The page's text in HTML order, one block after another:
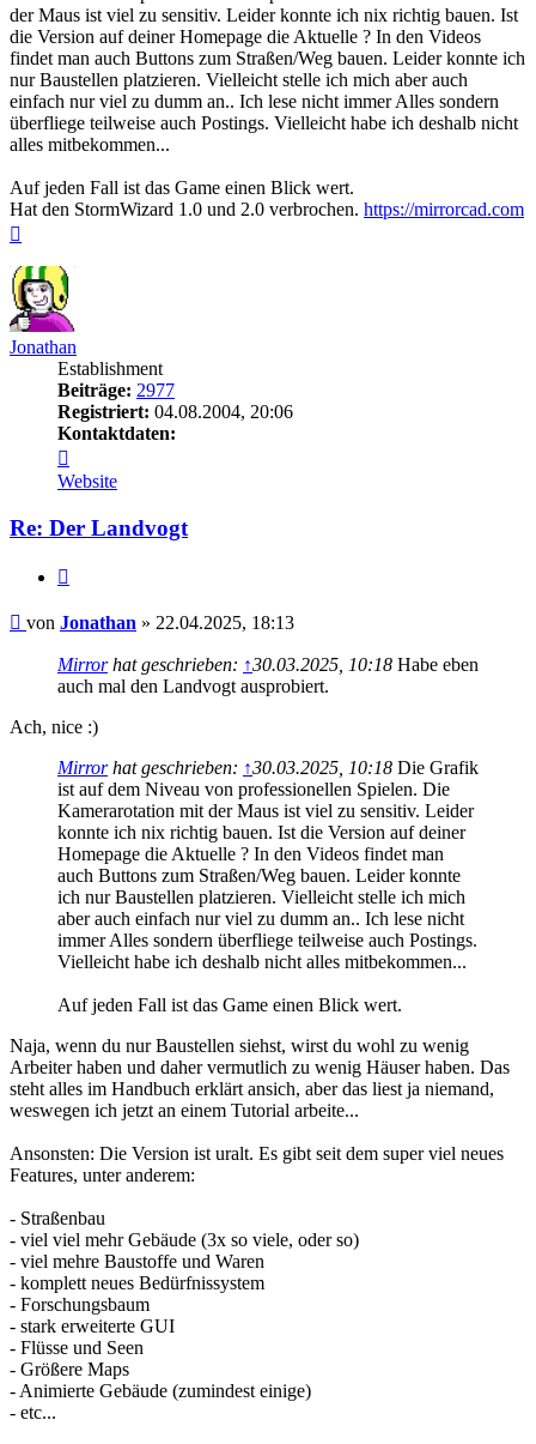
der Maus ist viel zu sensitiv. Leider konnte ich nix richtig bauen. Ist
die Version auf deiner Homepage die Aktuelle ? In den Videos
findet man auch Buttons zum Straßen/Weg bauen. Leider konnte ich
nur Baustellen platzieren. Vielleicht stelle ich mich aber auch
einfach nur viel zu dumm an.. Ich lese nicht immer Alles sondern
überfliege teilweise auch Postings. Vielleicht habe ich deshalb nicht
alles mitbekommen...
Auf jeden Fall ist das Game einen Blick wert.
Hat den StormWizard 1.0 und 2.0 verbrochen. https://mirrorcad.com
Jonathan
Establishment
Beiträge: 2977
Registriert: 04.08.2004, 20:06
Kontaktdaten:
von
Jonathan
Website
Re: Der Landvogt
Beitrag
von Jonathan » 22.04.2025, 18:13
Mirrorhat geschrieben: ↑30.03.2025, 10:18 Habe eben
auch mal den Landvogt ausprobiert.
Ach, nice :)
Mirrorhat geschrieben: ↑30.03.2025, 10:18 Die Grafik
ist auf dem Niveau von professionellen Spielen. Die
Kamerarotation mit der Maus ist viel zu sensitiv. Leider
konnte ich nix richtig bauen. Ist die Version auf deiner
Homepage die Aktuelle ? In den Videos findet man
auch Buttons zum Straßen/Weg bauen. Leider konnte
ich nur Baustellen platzieren. Vielleicht stelle ich mich
aber auch einfach nur viel zu dumm an.. Ich lese nicht
immer Alles sondern überfliege teilweise auch Postings.
Vielleicht habe ich deshalb nicht alles mitbekommen...
Auf jeden Fall ist das Game einen Blick wert.
Naja, wenn du nur Baustellen siehst, wirst du wohl zu wenig
Arbeiter haben und daher vermutlich zu wenig Häuser haben. Das
steht alles im Handbuch erklärt ansich, aber das liest ja niemand,
weswegen ich jetzt an einem Tutorial arbeite...
Ansonsten: Die Version ist uralt. Es gibt seit dem super viel neues
Features, unter anderem:
- Straßenbau
- viel viel mehr Gebäude (3x so viele, oder so)
- viel mehre Baustoffe und Waren
- komplett neues Bedürfnissystem
- Forschungsbaum
- stark erweiterte GUI
- Flüsse und Seen
- Größere Maps
- Animierte Gebäude (zumindest einige)
- etc...